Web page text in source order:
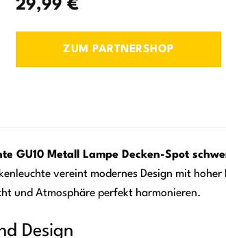
29,99 €
ZUM PARTNERSHOP
GU10 Metall Lampe Decken-Spot
vereint modernes Design mit
und Atmosphäre perfekt harmonieren.
Design